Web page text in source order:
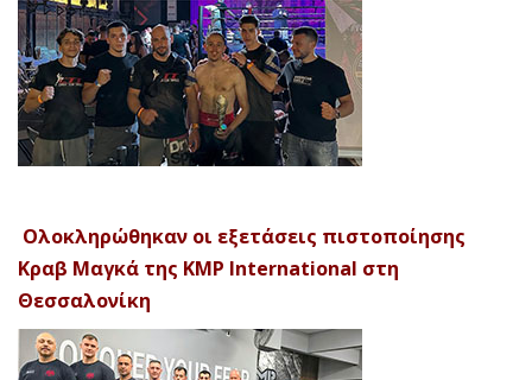
Ολοκληρώθηκαν οι εξετάσεις πιστοποίησης
Κραβ Μαγκά της KMP International στη
Θεσσαλονίκη